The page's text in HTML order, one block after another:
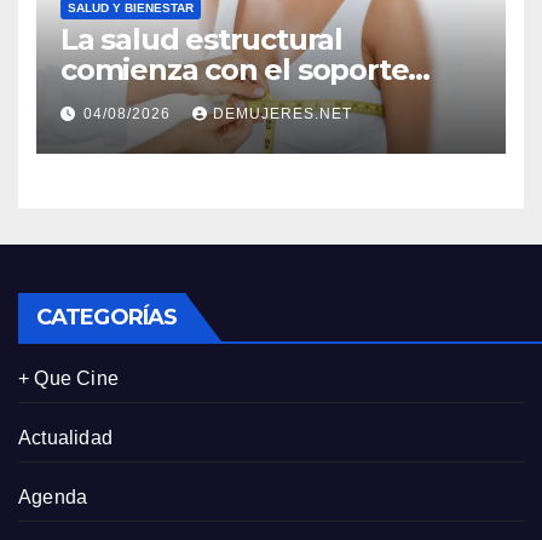
SALUD Y BIENESTAR
La salud estructural
comienza con el soporte
correcto: Caprice revela el
impacto de la lencería en la
salud física de las mujeres
04/08/2026 DEMUJERES.NET
CATEGORÍAS
+ Que Cine
Actualidad
Agenda